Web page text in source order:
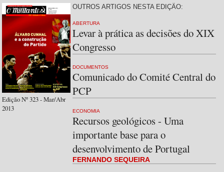
Edição Nº 323 - Mar/Abr
2013
OUTROS ARTIGOS NESTA EDIÇÃO:
ABERTURA
Levar à prática as decisões do XIX
Congresso
DOCUMENTOS
Comunicado do Comité Central do
PCP
ECONOMIA
Recursos geológicos - Uma
importante base para o
desenvolvimento de Portugal
FERNANDO SEQUEIRA